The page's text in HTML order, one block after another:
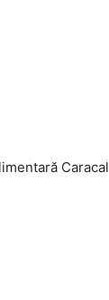
Caracal